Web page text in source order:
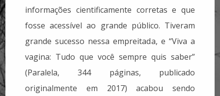
informações cientificamente corretas e que
fosse acessível ao grande público. Tiveram
grande sucesso nessa empreitada, e “Viva a
vagina: Tudo que você sempre quis saber”
(Paralela, 344 páginas, publicado
originalmente em 2017) acabou sendo